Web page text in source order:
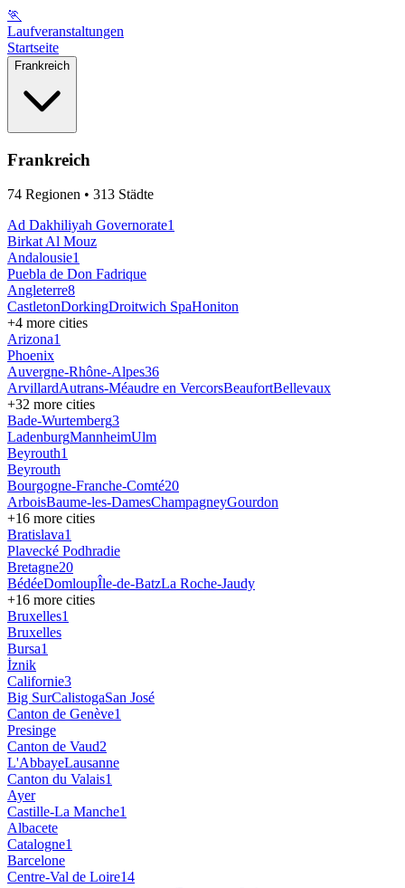
🏃
Laufveranstaltungen
Startseite
Frankreich
Frankreich
74 Regionen • 313 Städte
Ad Dakhiliyah ‍Governorate1
Birkat Al Mouz
Andalousie1
Puebla de Don Fadrique
Angleterre8
CastletonDorkingDroitwich SpaHoniton
+4 more cities
Arizona1
Phoenix
Auvergne-Rhône-Alpes36
ArvillardAutrans-Méaudre en VercorsBeaufortBellevaux
+32 more cities
Bade-Wurtemberg3
LadenburgMannheimUlm
Beyrouth1
Beyrouth
Bourgogne-Franche-Comté20
ArboisBaume-les-DamesChampagneyGourdon
+16 more cities
Bratislava1
Plavecké Podhradie
Bretagne20
BédéeDomloupÎle-de-BatzLa Roche-Jaudy
+16 more cities
Bruxelles1
Bruxelles
Bursa1
İznik
Californie3
Big SurCalistogaSan José
Canton de Genève1
Presinge
Canton de Vaud2
L'AbbayeLausanne
Canton du Valais1
Ayer
Castille-La Manche1
Albacete
Catalogne1
Barcelone
Centre-Val de Loire14